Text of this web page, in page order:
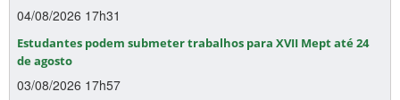
04/08/2026 17h31
Estudantes podem submeter trabalhos para XVII Mept até 24
de agosto
03/08/2026 17h57